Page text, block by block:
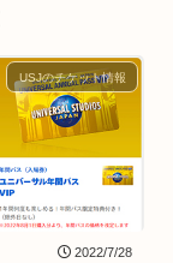
USJのチケット情報
2022/7/28